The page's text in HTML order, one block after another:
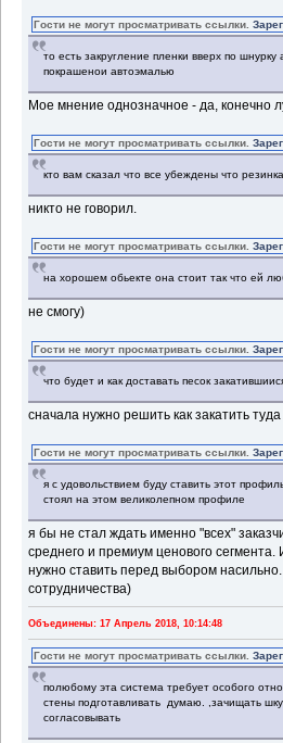
Гости не могут просматривать ссылки.
то есть закругление пленки вверх по
покрашенои автоэмалью
Мое мнение однозначное - да, конечно
Гости не могут просматривать ссылки.
кто вам сказал что все убеждены что
никто не говорил.
Гости не могут просматривать ссылки.
на хорошем обьекте она стоит так что ей
не смогу)
Гости не могут просматривать ссылки.
что будет и как доставать песок
сначала нужно решить как закатить туда
Гости не могут просматривать ссылки.
я с удовольствием буду ставить этот
стоял на этом великолепном профиле
я бы не стал ждать именно "всех"
среднего и премиум ценового
нужно ставить перед выбором
сотрудничества)
Объединены: 17 Апрель 2018, 10:14:48
Гости не могут просматривать ссылки.
полюбому эта система требует особого
стены подготавливать думаю. ,зачищать
согласовывать